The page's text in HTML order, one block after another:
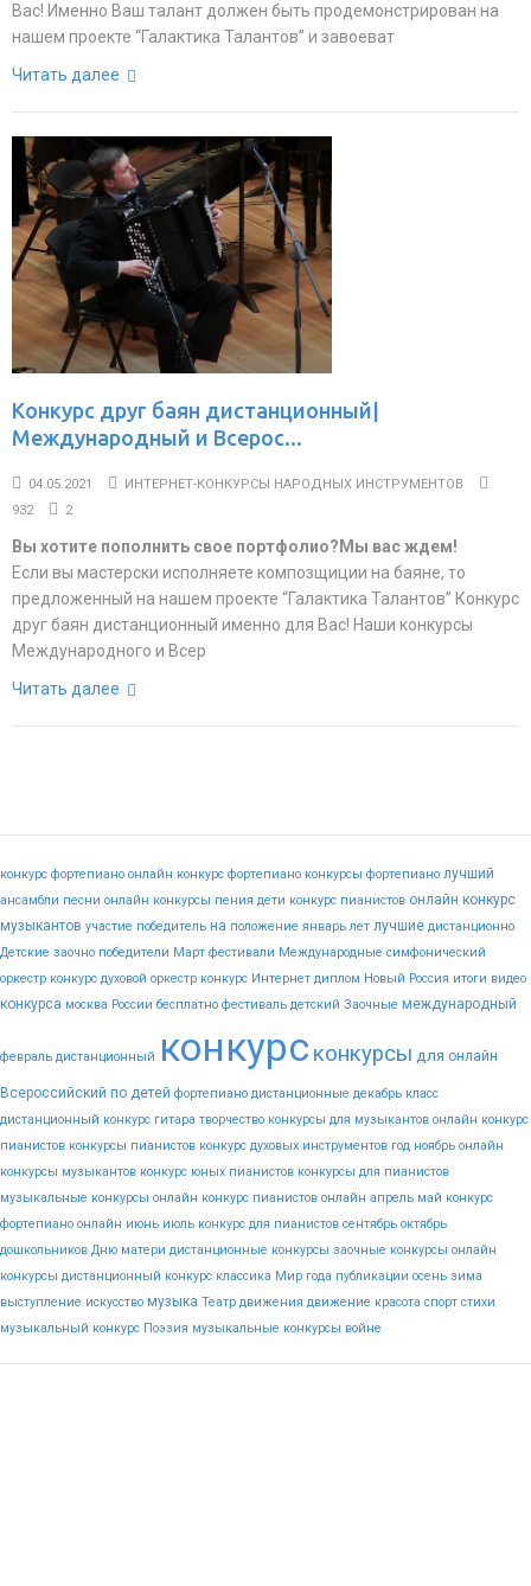
Вас! Именно Ваш талант должен быть продемонстрирован на
нашем проекте “Галактика Талантов” и завоеват
Читать далее
Конкурс друг баян дистанционный|
Международный и Всерос...
04.05.2021
ИНТЕРНЕТ-КОНКУРСЫ НАРОДНЫХ ИНСТРУМЕНТОВ
932
2
Вы хотите пополнить свое портфолио?Мы вас ждем!
Если вы мастерски исполняете композщиции на баяне, то
предложенный на нашем проекте “Галактика Талантов” Конкурс
друг баян дистанционный именно для Вас! Наши конкурсы
Международного и Всер
Читать далее
конкурс фортепиано онлайн конкурс фортепиано конкурсы фортепиано лучший
ансамбли песни онлайн конкурсы пения дети конкурс пианистов онлайн конкурс
музыкантов участие победитель на положение январь лет лучшие дистанционно
Детские заочно победители Март фестивали Международные симфонический
оркестр конкурс духовой оркестр конкурс Интернет диплом Новый Россия итоги видео
конкурса москва России бесплатно фестиваль детский Заочные международный
февраль дистанционный конкурс конкурсы для онлайн
Всероссийский по детей фортепиано дистанционные декабрь класс
дистанционный конкурс гитара творчество конкурсы для музыкантов онлайн конкурс
пианистов конкурсы пианистов конкурс духовых инструментов год ноябрь онлайн
конкурсы музыкантов конкурс юных пианистов конкурсы для пианистов
музыкальные конкурсы онлайн конкурс пианистов онлайн апрель май конкурс
фортепиано онлайн июнь июль конкурс для пианистов сентябрь октябрь
дошкольников Дню матери дистанционные конкурсы заочные конкурсы онлайн
конкурсы дистанционный конкурс классика Мир года публикации осень зима
выступление искусство музыка Театр движения движение красота спорт стихи
музыкальный конкурс Поэзия музыкальные конкурсы войне